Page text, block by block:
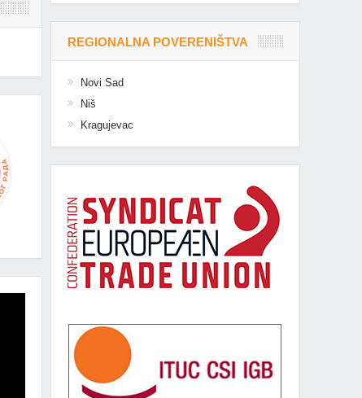
REGIONALNA POVERENIŠTVA
Novi Sad
Niš
Kragujevac